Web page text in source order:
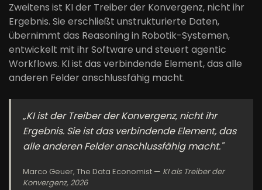
Zweitens ist KI der Treiber der Konvergenz, nicht ihr
Ergebnis. Sie erschließt unstrukturierte Daten,
übernimmt das Reasoning in Robotik-Systemen,
entwickelt mit ihr Software und steuert agentic
Workflows. KI ist das verbindende Element, das alle
anderen Felder anschlussfähig macht.
„KI ist der Treiber der Konvergenz, nicht ihr
Ergebnis. Sie ist das verbindende Element, das
alle anderen Felder anschlussfähig macht."
Marco Geuer, The Data Economist — KI als Treiber der
Konvergenz, 2026